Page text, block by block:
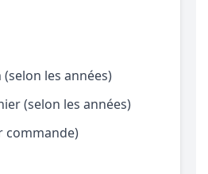
les années)
(selon les années)
(sur commande)